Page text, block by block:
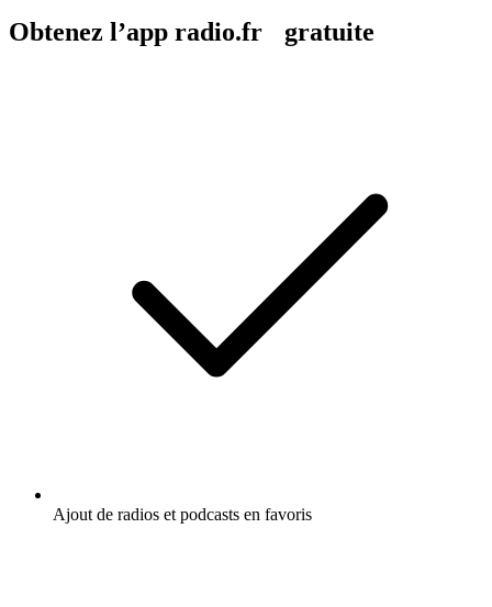
Obtenez l’app radio.fr gratuite
Ajout de radios et podcasts en favoris